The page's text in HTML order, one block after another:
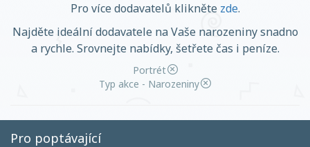
Přihlásit se
Pro více dodavatelů klikněte zde.
Najděte ideální dodavatele na Vaše narozeniny snadno
a rychle. Srovnejte nabídky, šetřete čas i peníze.
Portrét
Typ akce - Narozeniny
Pro poptávající